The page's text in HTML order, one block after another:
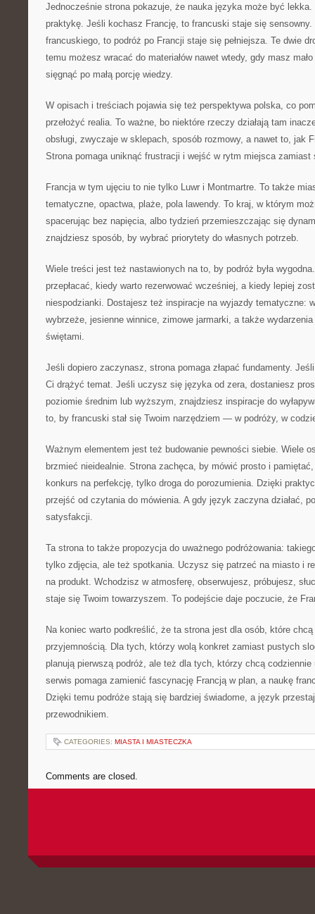
Jednocześnie strona pokazuje, że nauka języka może być
praktykę. Jeśli kochasz Francję, to francuski staje się
francuskiego, to podróż po Francji staje się pełniejsza. Te dwie
temu możesz wracać do materiałów nawet wtedy, gdy masz
sięgnąć po małą porcję wiedzy.
W opisach i treściach pojawia się też perspektywa polska, co
przełożyć realia. To ważne, bo niektóre rzeczy działają tam
obsługi, zwyczaje w sklepach, sposób rozmowy, a nawet to, jak
Strona pomaga uniknąć frustracji i wejść w rytm miejsca zamiast
Francja w tym ujęciu to nie tylko Luwr i Montmartre. To także
tematyczne, opactwa, plaże, pola lawendy. To kraj, w którym
spacerując bez napięcia, albo tydzień przemieszczając się
znajdziesz sposób, by wybrać priorytety do własnych potrzeb.
Wiele treści jest też nastawionych na to, by podróż była
przepłacać, kiedy warto rezerwować wcześniej, a kiedy lepiej
niespodzianki. Dostajesz też inspiracje na wyjazdy tematyczne:
wybrzeże, jesienne winnice, zimowe jarmarki, a także
świętami.
Jeśli dopiero zaczynasz, strona pomaga złapać fundamenty.
Ci drążyć temat. Jeśli uczysz się języka od zera, dostaniesz
poziomie średnim lub wyższym, znajdziesz inspiracje do
to, by francuski stał się Twoim narzędziem — w podróży, w
Ważnym elementem jest też budowanie pewności siebie. Wiele
brzmieć nieidealnie. Strona zachęca, by mówić prosto i
konkurs na perfekcję, tylko droga do porozumienia. Dzięki
przejść od czytania do mówienia. A gdy język zaczyna działać,
satysfakcji.
Ta strona to także propozycja do uważnego podróżowania:
tylko zdjęcia, ale też spotkania. Uczysz się patrzeć na miasto i
na produkt. Wchodzisz w atmosferę, obserwujesz, próbujesz,
staje się Twoim towarzyszem. To podejście daje poczucie, że
Na koniec warto podkreślić, że ta strona jest dla osób, które chcą
przyjemnością. Dla tych, którzy wolą konkret zamiast pustych
planują pierwszą podróż, ale też dla tych, którzy chcą
serwis pomaga zamienić fascynację Francją w plan, a naukę
Dzięki temu podróże stają się bardziej świadome, a język
przewodnikiem.
CATEGORIES: MIASTA I MIASTECZKA
Comments are closed.